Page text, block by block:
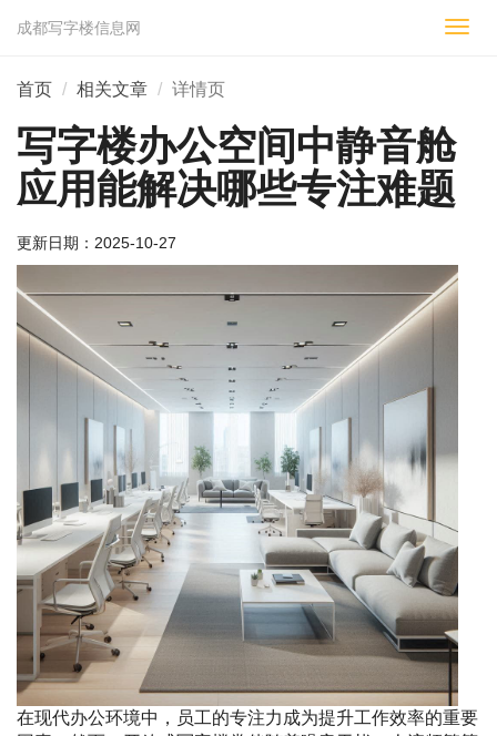
切
成都写字楼信息网
首页 相关文章 详情页
写字楼办公空间中静音舱
应用能解决哪些专注难题
更新日期： 2025-10-27
在现代办公环境中，员工的专注力成为提升工作效率的重要